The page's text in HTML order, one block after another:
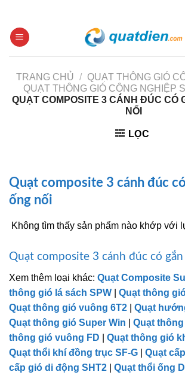
content
TRANG CHỦ / QUẠT THÔNG GIÓ
QUẠT THÔNG GIÓ CÔNG NGHIỆP
QUẠT COMPOSITE 3 CÁNH ĐÚC CÓ
NỐI
LỌC
Quạt composite 3 cánh đúc
ống nối
Không tìm thấy sản phẩm nào khớp với
Quạt composite 3 cánh đúc có
Xem thêm loại khác: Quạt Composite
thông gió lá sách SPW
Quạt thông
Quạt thông gió vuông 6T2
Quạt
Quạt thông gió Super Win
Quạt
thông gió vuông FD
Quạt thông gió
Quạt thổi khí đồng trục SF-G
Quạt
cấp gió di động SHT2
Quạt thổi ống